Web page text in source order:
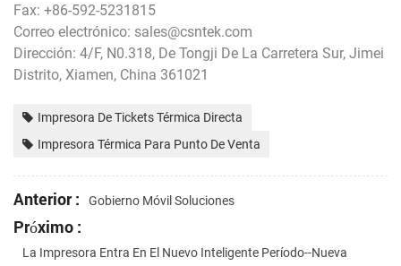
Fax: +86-592-5231815
Correo electrónico: sales@csntek.com
Dirección: 4/F, N0.318, De Tongji De La Carretera Sur, Jimei
Distrito, Xiamen, China 361021
Impresora De Tickets Térmica Directa
Impresora Térmica Para Punto De Venta
Anterior : Gobierno Móvil Soluciones
Próximo :
La Impresora Entra En El Nuevo Inteligente Período--nueva